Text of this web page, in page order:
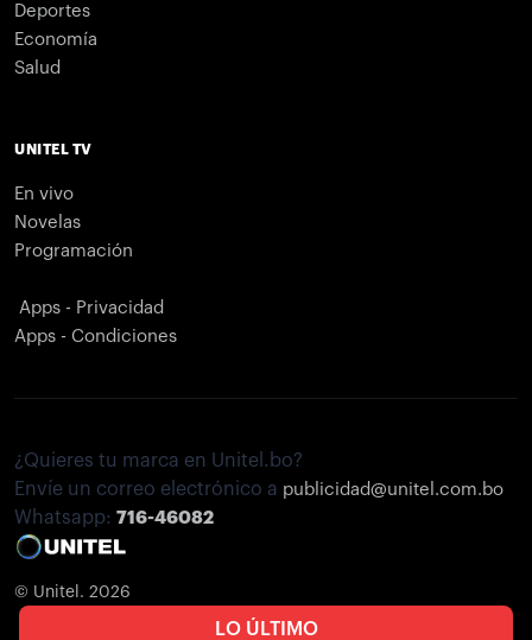
LO ÚLTIMO
Deportes
Economía
Salud
UNITEL TV
En vivo
Novelas
Programación
Apps - Privacidad
Apps - Condiciones
¿Quieres tu marca en Unitel.bo?
Envíe un correo electrónico a publicidad@unitel.com.bo
Whatsapp: 716-46082
© Unitel. 2026